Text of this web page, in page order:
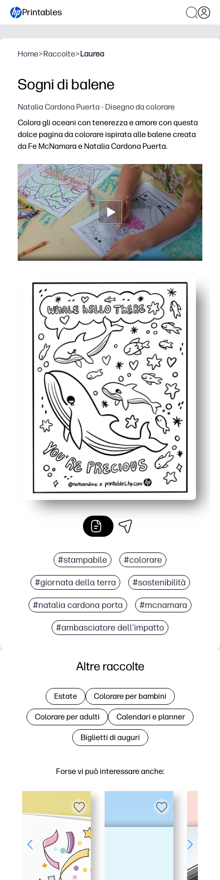
Printables
Home>Raccolte>Laurea
Sogni di balene
Natalia Cardona Puerta - Disegno da colorare
Colora gli oceani con tenerezza e amore con questa
dolce pagina da colorare ispirata alle balene creata
da Fe McNamara e Natalia Cardona Puerta.
Print-and-go: non è necessaria alcuna preparazione,
I tuoi amanti dell'oceano si illuminano di simpatiche
Puoi migliorare il controllo motorio, la scelta dei colori
Usalo ovunque: mattinieri, stazioni artistiche, giri in
#stampabile #colorare
#giornata della terra #sostenibilità
#natalia cardona porta #mcnamara
#ambasciatore dell'impatto
Forse vi può interessare anche:
Altre raccolte
Estate Colorare per bambini
Colorare per adulti Calendari e planner
Biglietti di auguri